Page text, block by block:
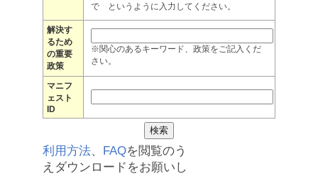
で というように入力してください。
解決す
るため
の重要
政策
※関心のあるキーワード、政策をご記入くだ
さい。
マニフ
ェスト
ID
利用方法、 FAQを閲覧のう
えダウンロードをお願いし